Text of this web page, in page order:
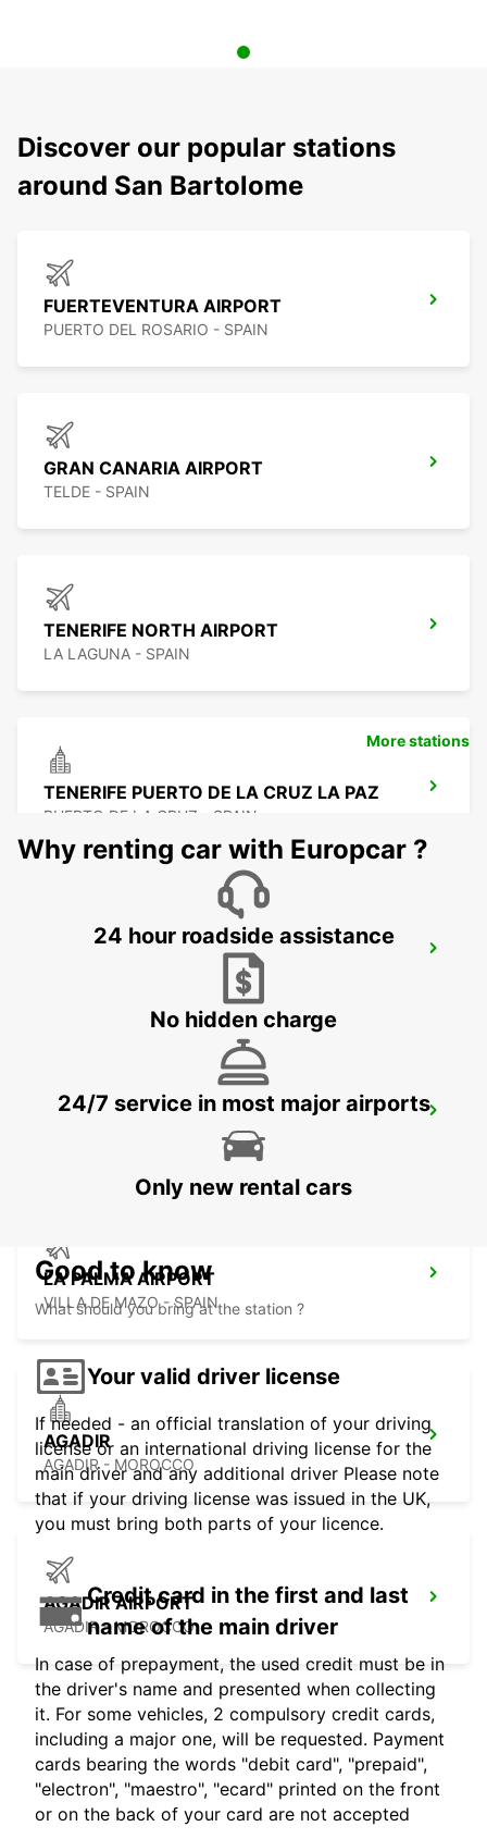
Discover our popular stations
around San Bartolome
FUERTEVENTURA AIRPORT
PUERTO DEL ROSARIO - SPAIN
GRAN CANARIA AIRPORT
TELDE - SPAIN
TENERIFE NORTH AIRPORT
LA LAGUNA - SPAIN
TENERIFE PUERTO DE LA CRUZ LA PAZ
PUERTO DE LA CRUZ - SPAIN
TENERIFE SOUTH AIRPORT
TENERIFE PLAYA LAS AMERICAS
LA PALMA AIRPORT
VILLA DE MAZO - SPAIN
AGADIR
AGADIR - MOROCCO
AGADIR AIRPORT
AGADIR - MOROCCO
More stations
Why renting car with Europcar ?
24 hour roadside assistance
No hidden charge
24/7 service in most major airports
Only new rental cars
Good to know
What should you bring at the station ?
Your valid driver license
If needed - an official translation of your driving
license or an international driving license for the
main driver and any additional driver Please note
that if your driving license was issued in the UK,
you must bring both parts of your licence.
Credit card in the first and last
name of the main driver
In case of prepayment, the used credit must be in
the driver's name and presented when collecting
it. For some vehicles, 2 compulsory credit cards,
including a major one, will be requested. Payment
cards bearing the words "debit card", "prepaid",
"electron", "maestro", "ecard" printed on the front
or on the back of your card are not accepted